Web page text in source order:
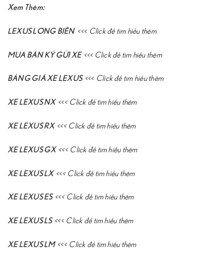
Xem Thêm:
LEXUS LONG BIÊN <<< Click để tìm hiểu thêm
MUA BÁN KÝ GỬI XE <<< Click để tìm hiểu thêm
BẢNG GIÁ XE LEXUS <<< Click để tìm hiểu thêm
XE LEXUS NX <<< Click để tìm hiểu thêm
XE LEXUS RX <<< Click để tìm hiểu thêm
XE LEXUS GX <<< Click để tìm hiểu thêm
XE LEXUS LX <<< Click để tìm hiểu thêm
XE LEXUS ES <<< Click để tìm hiểu thêm
XE LEXUS LS <<< Click để tìm hiểu thêm
XE LEXUS LM <<< Click để tìm hiểu thêm